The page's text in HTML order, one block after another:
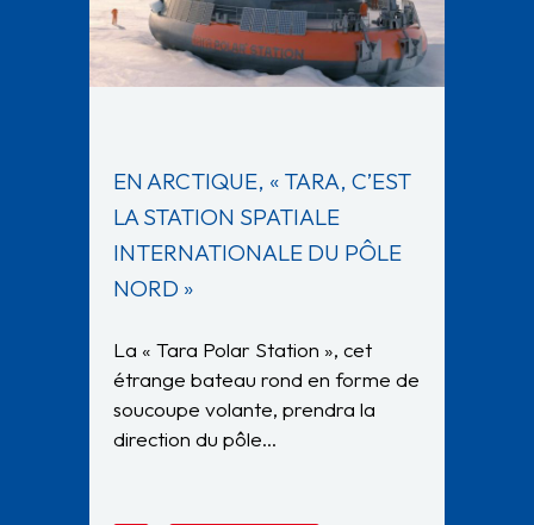
EN ARCTIQUE, « TARA, C’EST
LA STATION SPATIALE
INTERNATIONALE DU PÔLE
NORD »
La « Tara Polar Station », cet
étrange bateau rond en forme de
soucoupe volante, prendra la
direction du pôle…